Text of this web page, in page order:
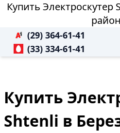
Купить Электроскутер
(29) 364-61-41
(33) 334-61-41
Купить
Shtenli в